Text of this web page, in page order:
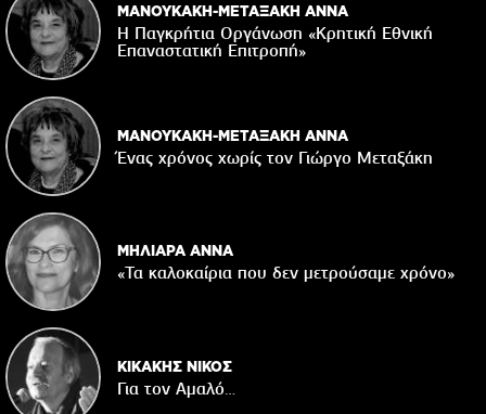
ΜΑΝΟΥΚΑΚΗ-ΜΕΤΑΞΑΚΗ ΑΝΝΑ
Η Παγκρήτια Οργάνωση «Κρητική Εθνική
Επαναστατική Eπιτροπή»
ΜΑΝΟΥΚΑΚΗ-ΜΕΤΑΞΑΚΗ ΑΝΝΑ
Ένας χρόνος χωρίς τον Γιώργο Μεταξάκη
ΜΗΛΙΑΡΑ ΑΝΝΑ
«Τα καλοκαίρια που δεν μετρούσαμε χρόνο»
ΚΙΚΑΚΗΣ ΝΙΚΟΣ
Για τον Αμαλό…